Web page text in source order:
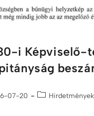
i Képviselő-
07-20 Hirdetmények